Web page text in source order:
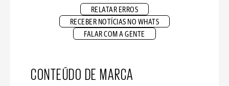
RELATAR ERROS
RECEBER NOTÍCIAS NO WHATS
FALAR COM A GENTE
CONTEÚDO DE MARCA